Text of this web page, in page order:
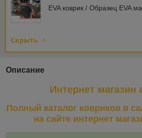
EVA коврик / Образец EVA
Скрыть
Описание
Интернет магазин
Полный каталог ковриков в
на сайте интернет